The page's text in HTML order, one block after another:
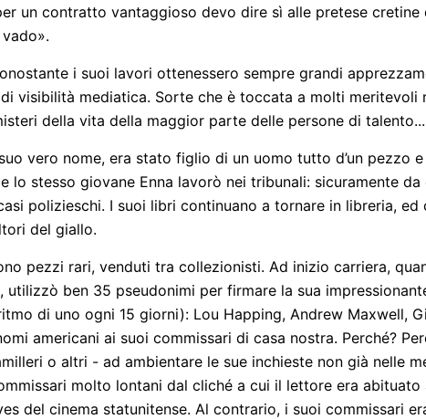
un contratto vantaggioso devo dire sì alle pretese cretine
i suoi lavori ottenessero sempre grandi
visibilità mediatica. Sorte che è toccata a molti meritevoli
della vita della maggior parte delle persone di
vero nome, era stato figlio di un uomo tutto d’un pezzo
lo stesso giovane Enna lavorò nei tribunali: sicuramente
polizieschi. I suoi libri continuano a tornare in libreria, ed
del giallo.
pezzi rari, venduti tra collezionisti. Ad inizio carriera,
utilizzò ben 35 pseudonimi per firmare la sua
di uno ogni 15 giorni): Lou Happing, Andrew Maxwell,
americani ai suoi commissari di casa nostra. Perché?
o altri - ad ambientare le sue inchieste non già nelle
molto lontani dal cliché a cui il lettore era abituato
del cinema statunitense. Al contrario, i suoi commissari